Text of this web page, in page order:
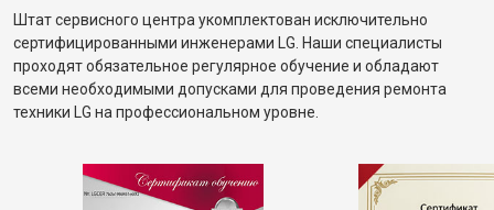
Штат сервисного центра укомплектован исключительно
сертифицированными инженерами LG. Наши специалисты
проходят обязательное регулярное обучение и обладают
всеми необходимыми допусками для проведения ремонта
техники LG на профессиональном уровне.